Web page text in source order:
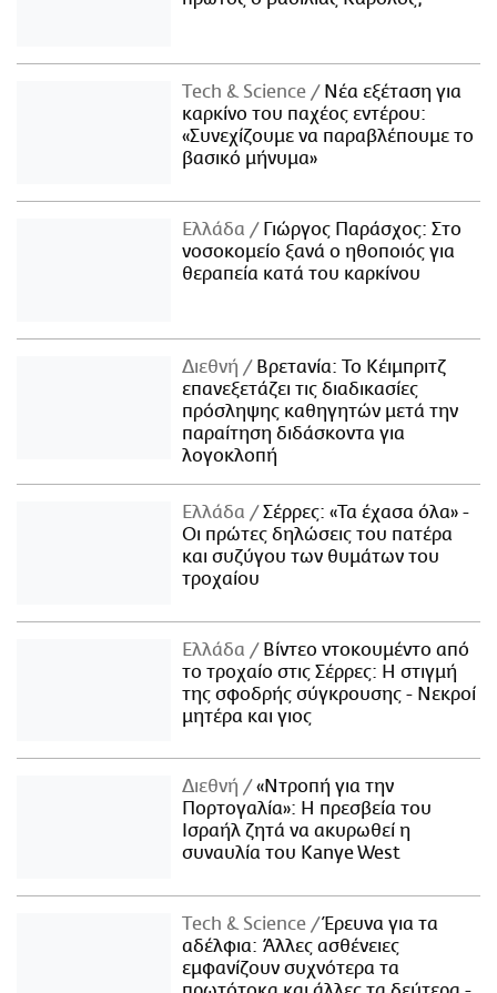
Τech & Science
Νέα εξέταση για
καρκίνο του παχέος εντέρου:
«Συνεχίζουμε να παραβλέπουμε το
βασικό μήνυμα»
Ελλάδα
Γιώργος Παράσχος: Στο
νοσοκομείο ξανά ο ηθοποιός για
θεραπεία κατά του καρκίνου
Διεθνή
Βρετανία: Το Κέιμπριτζ
επανεξετάζει τις διαδικασίες
πρόσληψης καθηγητών μετά την
παραίτηση διδάσκοντα για
λογοκλοπή
Ελλάδα
Σέρρες: «Τα έχασα όλα» -
Οι πρώτες δηλώσεις του πατέρα
και συζύγου των θυμάτων του
τροχαίου
Ελλάδα
Βίντεο ντοκουμέντο από
το τροχαίο στις Σέρρες: Η στιγμή
της σφοδρής σύγκρουσης - Νεκροί
μητέρα και γιος
Διεθνή
«Ντροπή για την
Πορτογαλία»: Η πρεσβεία του
Ισραήλ ζητά να ακυρωθεί η
συναυλία του Kanye West
Τech & Science
Έρευνα για τα
αδέλφια: Άλλες ασθένειες
εμφανίζουν συχνότερα τα